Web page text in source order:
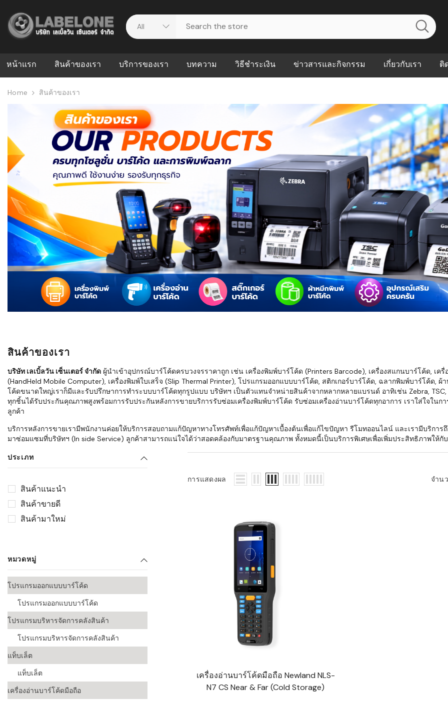
หน้าแรก สินค้าของเรา บริการของเรา
ดาวน์โหลดไดร์เวอร์
วีดีโอแนะนำ
บทความ
บริหารคลังสินค้าที่ช่วยลด
สต็อกแบบ Real-time
ปัญหาคลังสินค้าที่บอกว่า
ธุรกิจของคุณควรเริ่มใช้
WMS กับ ERP ต่างกัน
อย่างไร? ทำไมหลายธุรกิจ
ต้องใช้ร่วมกัน
ใช้ Excel คุมสต็อก กับใช้
WMS ต่างกันอย่างไร?
แบบไหนเหมาะกับธุรกิจที่
กำลังเติบโต
ขั้นตอนการทำงานของ
WMS ตั้งแต่รับสินค้า จัด
เก็บ หยิบ แพ็ก จนถึงจัดส่ง
อย่างไร
WMS สำหรับธุรกิจ 3PL,
ค้าส่ง และ E-Commerce:
แนะนำ Checklist ก่อน
เลือกระบบ WMS: ธุรกิจ
ก่อนเริ่มติดตั้ง
ระบบบาร์โค้ดในธุรกิจขน
ระบบบาร์โค้ดในธุรกิจ
การพัฒนาบาร์โค้ดในงาน
ระบบบาร์โค้ดใน
อุตสาหกรรมยานยนต์
อุตสาหกรรมเสื้อผ้า
ระบบบาร์โค้ดใน
วิธีชำระเงิน ข่าวสารและกิจกรรม เกี่ยวกับเรา
FAQs
Our Customer
ติ
Home สินค้าของเรา
สินค้าของเรา
บริษัท เลเบิ้ลวัน เซ็นเตอร์ จำกัด ผู้นำเข้าอุปกรณ์บาร์โค้ดครบวงจรราคาถูก เช่น เครื่องพิมพ์บาร์โค้ด (Printers Barcode), เครื่องสแกนบาร์โค้ด, เค
(HandHeld Mobile Computer), เครื่องพิมพ์ใบเสร็จ (Slip Thermal Printer), โปรแกรมออกแบบบาร์โค้ด, สติกเกอร์บาร์โค้ด, ฉลากพิมพ์บาร์โค้ด,
โค้ดขนาดใหญ่เราก็มีและรับปรึกษาการทำระบบบาร์โค้ดทุกรูปแบบ บริษัทฯ เป็นตัวแทนจำหน่ายสินค้าจากหลากหลายแบรนด์ อาทิเช่น Zebra, TSC,
ทุกชิ้นได้รับประกันคุณภาพสูงพร้อมการรับประกันหลังการขายบริการรับซ่อมเครื่องพิมพ์บาร์โค้ด รับซ่อมเครื่องอ่านบาร์โค้ดทุกอาการ เราใส่ใจใน
ลูกค้า
บริการหลังการขายเรามีพนักงานค่อยให้บริการสอบถามแก้ปัญหาทางโทรศัพท์เพื่อแก้ปัญหาเบื้องต้นเพื่อแก้ไขปัญหา รีโมทออนไลน์ และเรามีบริการ
มาซ่อมแซมที่บริษัทฯ (In side Service) ลูกค้าสามารถแน่ใจได้ว่าสอดคล้องกับมาตรฐานคุณภาพ ทั้งหมดนี้เป็นบริการพิเศษเพื่อเพิ่มประสิทธิภาพให้กั
ประเภท
สินค้าแนะนำ
สินค้าขายดี
สินค้ามาใหม่
หมวดหมู่
โปรแกรมออกแบบบาร์โค้ด
โปรแกรมออกแบบบาร์โค้ด
โปรแกรมบริหารจัดการคลังสินค้า
โปรแกรมบริหารจัดการคลังสินค้า
แท็บเล็ต
แท็บเล็ต
เครื่องอ่านบาร์โค้ดมือถือ
การแสดงผล จำน
เครื่องอ่านบาร์โค้ดมือถือ Newland NLS-
N7 CS Near & Far (Cold Storage)